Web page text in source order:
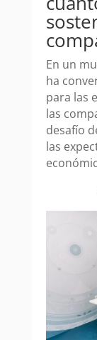
En un
ha
para las
las
desafío
las